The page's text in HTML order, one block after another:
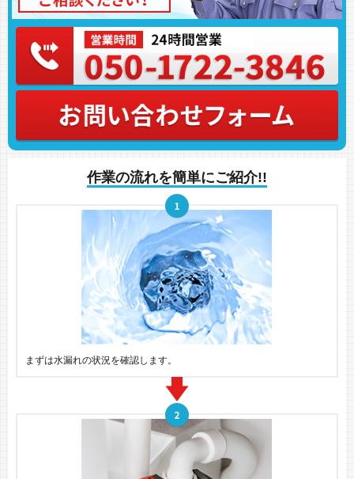
作業の流れを簡単にご紹介!!
まずは水漏れの状況を確認します。